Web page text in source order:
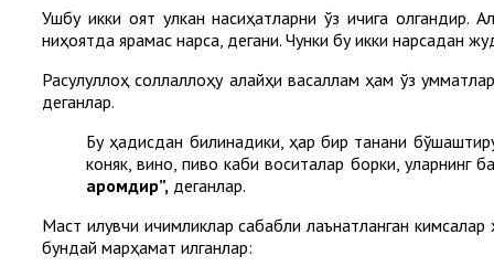
Ушбу икки оят улкан насиҳатларни ўз ичига олгандир.
ниҳоятда ярамас нарса, дегани. Чунки бу икки нарсадан
Расулуллоҳ соллаллоҳу алайҳи васаллам ҳам ўз
деганлар.
Бу ҳадисдан билинадики, ҳар бир танани
коняк, вино, пиво каби воситалар борки, уларнинг
ҳаромдир”, деганлар.
Маст қилувчи ичимликлар сабабли лаънатланган
бундай марҳамат қилганлар: